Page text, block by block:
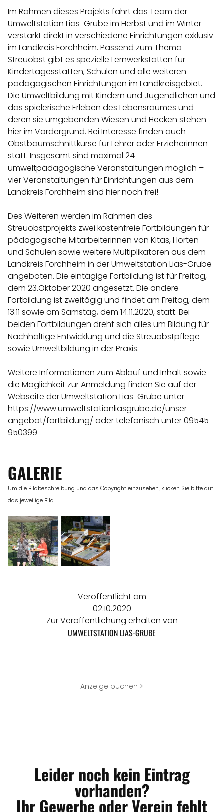
Im Rahmen dieses Projekts fährt das Team der
Umweltstation Lias-Grube im Herbst und im Winter
verstärkt direkt in verschiedene Einrichtungen exklusiv
im Landkreis Forchheim. Passend zum Thema
Streuobst gibt es spezielle Lernwerkstätten für
Kindertagesstätten, Schulen und alle weiteren
pädagogischen Einrichtungen im Landkreisgebiet.
Die Umweltbildung mit Kindern und Jugendlichen und
das spielerische Erleben des Lebensraumes und
deren sie umgebenden Wiesen und Hecken stehen
hier im Vordergrund. Bei Interesse finden auch
Obstbaumschnittkurse für Lehrer oder Erzieherinnen
statt. Insgesamt sind maximal 24
umweltpädagogische Veranstaltungen möglich –
vier Veranstaltungen für Einrichtungen aus dem
Landkreis Forchheim sind hier noch frei!
Des Weiteren werden im Rahmen des
Streuobstprojekts zwei kostenfreie Fortbildungen für
pädagogische Mitarbeiterinnen von Kitas, Horten
und Schulen sowie weitere Multiplikatoren aus dem
Landkreis Forchheim in der Umweltstation Lias-Grube
angeboten. Die eintägige Fortbildung ist für Freitag,
dem 23.Oktober 2020 angesetzt. Die andere
Fortbildung ist zweitägig und findet am Freitag, dem
13.11 sowie am Samstag, dem 14.11.2020, statt. Bei
beiden Fortbildungen dreht sich alles um Bildung für
Nachhaltige Entwicklung und die Streuobstpflege
sowie Umweltbildung in der Praxis.
Weitere Informationen zum Ablauf und Inhalt sowie
die Möglichkeit zur Anmeldung finden Sie auf der
Webseite der Umweltstation Lias-Grube unter
https://www.umweltstationliasgrube.de/unser-
angebot/fortbildung/ oder telefonisch unter 09545-
950399
GALERIE
Um die Bildbeschreibung und das Copyright einzusehen, klicken Sie bitte auf
das jeweilige Bild.
Veröffentlicht am
02.10.2020
Zur Veröffentlichung erhalten von
UMWELTSTATION LIAS-GRUBE
Anzeige buchen >
Leider noch kein Eintrag
vorhanden?
Ihr Gewerbe oder Verein fehlt